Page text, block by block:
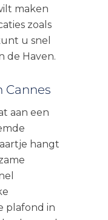
maken
zoals
u snel
de Haven.
Cannes
aan een
hangt
plafond in